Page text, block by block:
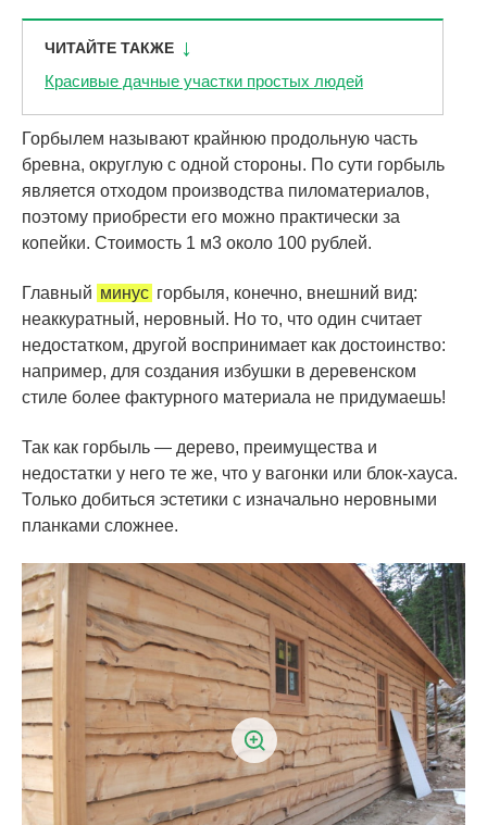
ЧИТАЙТЕ ТАКЖЕ
Красивые дачные участки простых людей
Горбылем называют крайнюю продольную часть
бревна, округлую с одной стороны. По сути горбыль
является отходом производства пиломатериалов,
поэтому приобрести его можно практически за
копейки. Стоимость 1 м3 около 100 рублей.
Главный минус горбыля, конечно, внешний вид:
неаккуратный, неровный. Но то, что один считает
недостатком, другой воспринимает как достоинство:
например, для создания избушки в деревенском
стиле более фактурного материала не придумаешь!
Так как горбыль — дерево, преимущества и
недостатки у него те же, что у вагонки или блок-хауса.
Только добиться эстетики с изначально неровными
планками сложнее.